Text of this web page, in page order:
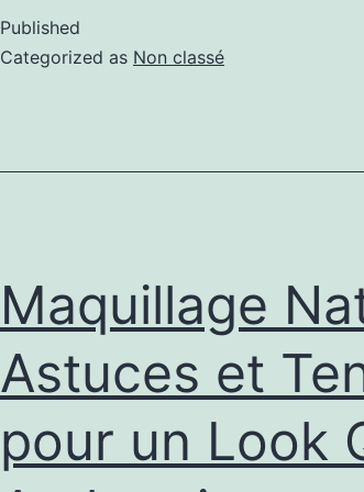
Published
Categorized as Non classé
Maquillage
Astuces et
pour un Look